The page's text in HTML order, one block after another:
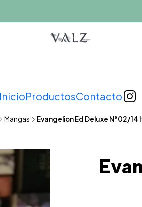
InicioProductosContacto
Mangas Evangelion Ed Deluxe N°02/14